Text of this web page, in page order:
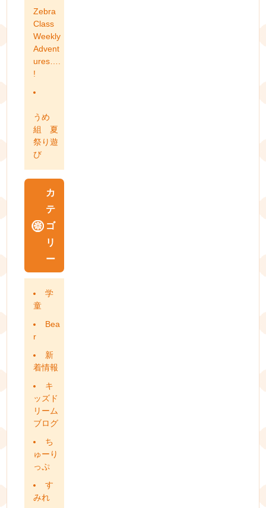
Zebra
Class
Weekly
Advent
ures….
!
うめ
組 夏
祭り遊
び
カ
テ
ゴ
リ
ー
学
童
Bea
r
新
着情報
キ
ッズド
リーム
ブログ
ち
ゅーり
っぷ
す
みれ